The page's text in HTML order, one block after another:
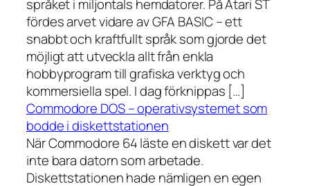
språket i miljontals hemdatorer. På Atari ST
fördes arvet vidare av GFA BASIC – ett
snabbt och kraftfullt språk som gjorde det
möjligt att utveckla allt från enkla
hobbyprogram till grafiska verktyg och
kommersiella spel. I dag förknippas […]
Commodore DOS – operativsystemet som
bodde i diskettstationen
När Commodore 64 läste en diskett var det
inte bara datorn som arbetade.
Diskettstationen hade nämligen en egen